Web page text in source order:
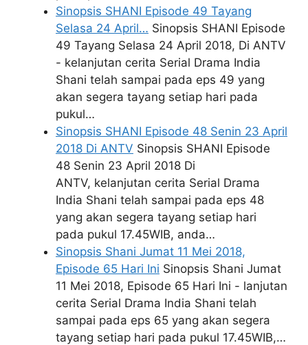
Sinopsis SHANI Episode 49 Tayang
Selasa 24 April… Sinopsis SHANI Episode
49 Tayang Selasa 24 April 2018, Di ANTV
- kelanjutan cerita Serial Drama India
Shani telah sampai pada eps 49 yang
akan segera tayang setiap hari pada
pukul…
Sinopsis SHANI Episode 48 Senin 23 April
2018 Di ANTV Sinopsis SHANI Episode
48 Senin 23 April 2018 Di
ANTV, kelanjutan cerita Serial Drama
India Shani telah sampai pada eps 48
yang akan segera tayang setiap hari
pada pukul 17.45WIB, anda…
Sinopsis Shani Jumat 11 Mei 2018,
Episode 65 Hari Ini Sinopsis Shani Jumat
11 Mei 2018, Episode 65 Hari Ini - lanjutan
cerita Serial Drama India Shani telah
sampai pada eps 65 yang akan segera
tayang setiap hari pada pukul 17.45WIB,…